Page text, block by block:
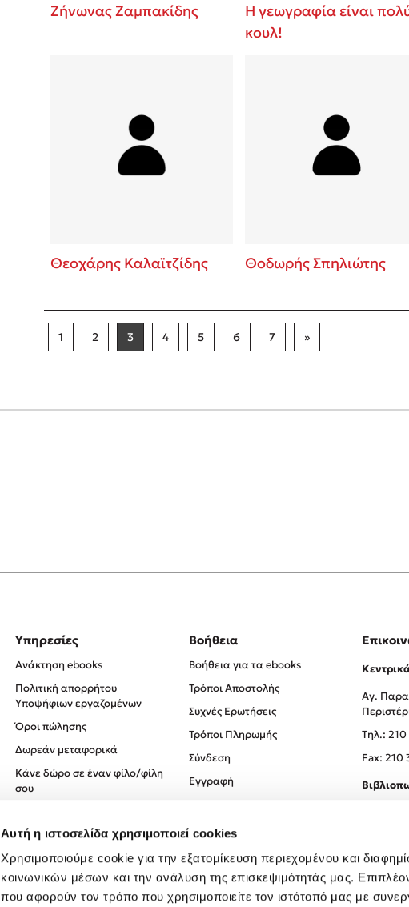
Αυτή η ιστοσελίδα χρησιμοποιεί cookies
Χρησιμοποιούμε cookie για την εξατομίκευση περιεχομένου και
κοινωνικών μέσων και την ανάλυση της επισκεψιμότητάς μας.
που αφορούν τον τρόπο που χρησιμοποιείτε τον ιστότοπό μας με
Ζήνωνας Ζαμπακίδης
Η γεωγραφία είναι
κουλ!
Θεοχάρης Καλαϊτζίδης Θοδωρής Σπηλιώτης
1 2 3 4 5 6 7 »
Υπηρεσίες
Ανάκτηση ebooks
Πολιτική απορρήτου
Υποψήφιων εργαζομένων
Όροι πώλησης
Δωρεάν μεταφορικά
Κάνε δώρο σε έναν φίλο/φίλη
σου
Πολιτική Απορρήτου
Όροι χρήσης
Βοήθεια
Βοήθεια για τα ebooks
Τρόποι Αποστολής
Συχνές Ερωτήσεις
Τρόποι Πληρωμής
Σύνδεση
Εγγραφή
Αγ.
Tηλ.:
Fax: 210